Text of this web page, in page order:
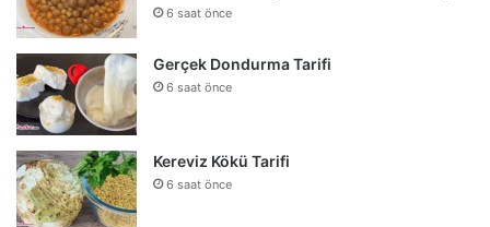
6 saat önce
Gerçek Dondurma Tarifi
6 saat önce
Kereviz Kökü Tarifi
6 saat önce